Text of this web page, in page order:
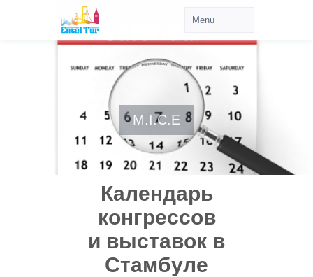
M.I.C.E
Календарь
конгрессов
и выставок в
Стамбуле